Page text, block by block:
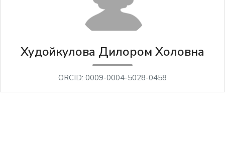
Худoйкулова Дилором Холовна
ORCID: 0009-0004-5028-0458